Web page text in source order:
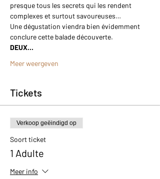
presque tous les secrets qui les rendent
complexes et surtout savoureuses…
Une dégustation viendra bien évidemment
conclure cette balade découverte.
DEUX…
Meer weergeven
Tickets
Verkoop geëindigd op
Soort ticket
1 Adulte
Meer info